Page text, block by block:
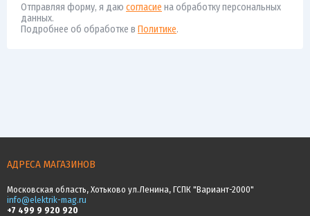
Отправляя форму, я даю согласие на обработку персональных
данных.
Подробнее об обработке в Политике.
АДРЕСА МАГАЗИНОВ
Московская область, Хотьково ул.Ленина, ГСПК "Вариант-2000"
info@elektrik-mag.ru
+7 499 9 920 920